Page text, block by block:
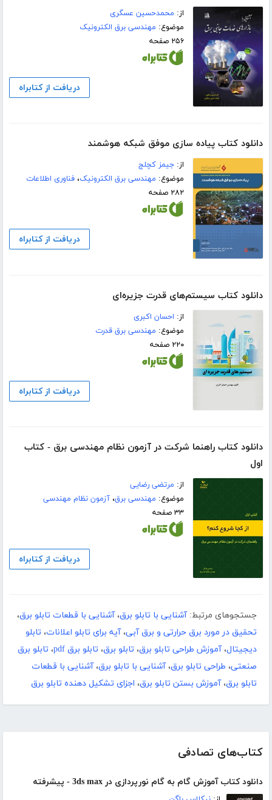
کتاب‌های تصادفی
دانلود کتاب آموزش گام به گام نورپردازی در 3ds max - پیشرفته
از: محمدحسین عسگری
موضوع: مهندسی برق الکترونیک
۲۵۶ صفحه
دریافت از کتابراه
دانلود کتاب پیاده سازی موفق شبکه هوشمند
از:جیمز کچلج
موضوع: مهندسی برق الکترونیک،فناوری اطلاعات
۲۸۲ صفحه
دریافت از کتابراه
دانلود کتاب سیستم‌های قدرت جزیره‌ای
از: احسان اکبری
موضوع: مهندسی برق قدرت
۲۲۰ صفحه
دریافت از کتابراه
دانلود کتاب راهنما شرکت در آزمون نظام مهندسی برق - کتاب
اول
از: مرتضی رضایی
موضوع: مهندسی برق،آزمون نظام مهندسی
۳۳ صفحه
دریافت از کتابراه
جستجوهای مرتبط: آشنایی با تابلو برق،آشنایی با قطعات تابلو برق،
تحقیق در مورد برق حرارتی و برق آبی،آیه برای تابلو اعلانات، تابلو
دیجیتال،آموزش طراحی تابلو برق، تابلو برق، تابلو برق pdf ، تابلو برق
صنعتی، طراحی تابلو برق،آشنایی با تابلو برق،آشنایی با قطعات
تابلو برق،آموزش بستن تابلو برق، اجزای تشکیل دهنده تابلو برق